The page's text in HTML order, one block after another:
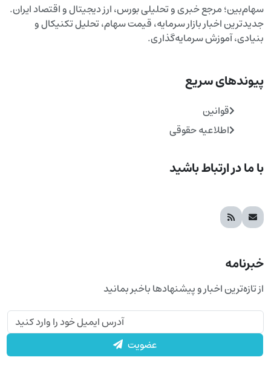
سهام‌بین؛ مرجع خبری و تحلیلی بورس، ارز دیجیتال و اقتصاد ایران.
جدیدترین اخبار بازار سرمایه، قیمت سهام، تحلیل تکنیکال و
بنیادی، آموزش سرمایه‌گذاری.
پیوندهای سریع
قوانین
اطلاعیه حقوقی
با ما در ارتباط باشید
خبرنامه
از تازه‌ترین اخبار و پیشنهادها باخبر بمانید
عضویت